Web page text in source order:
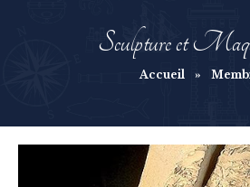
Sculpture et
Accueil »